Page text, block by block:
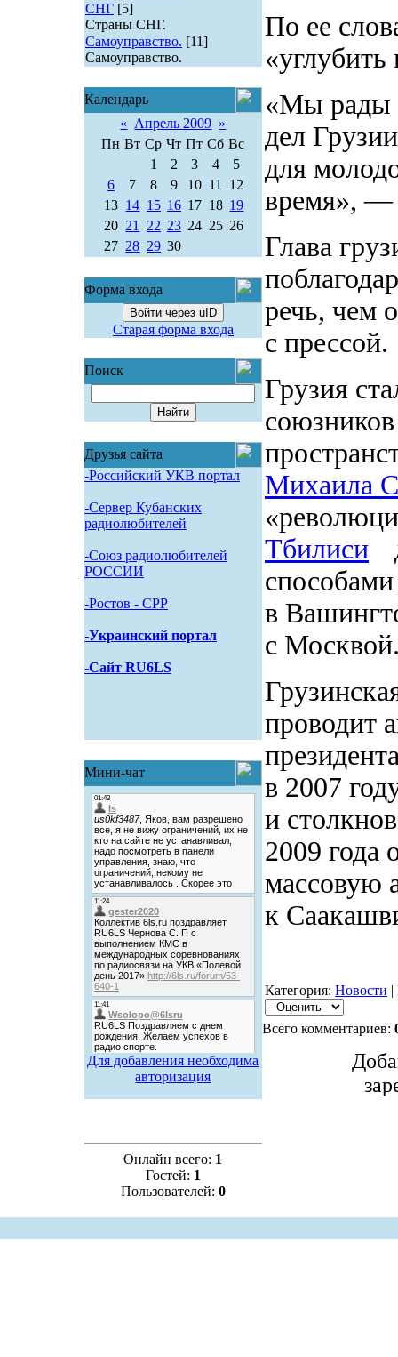
СНГ [5]
Страны СНГ.
Самоуправство. [11]
Самоуправство.
Календарь
« Апрель 2009 »
Пн Вт Ср Чт Пт Сб Вс
1
2 3 4
5
6
7 8 9 10 11
12
13 14 15 16 17 18 19
20 21 22 23 24 25 26
27 28 29 30
Форма входа
Войти через uID
Старая форма входа
Поиск
Друзья сайта
-Российский УКВ портал
-Сервер Кубанских
радиолюбителей
-Союз радиолюбителей
РОССИИ
-Pостов - CPP
-Украинский портал
-Сайт RU6LS
Мини-чат
Для добавления необходима
авторизация
Онлайн всего: 1
Гостей: 1
Пользователей: 0
По ее
«Мы рады
дел
для
время», —
Глава
речь, чем
с прессой.
Грузия
Михаила
Тбилиси
в
с
проводит
в 2007
и
2009 года
массовую
к
Категория: Новости |
Всего комментариев: